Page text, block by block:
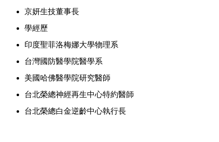
京妍生技董事長
學經歷
印度聖菲洛梅娜大學物理系
台灣國防醫學院醫學系
美國哈佛醫學院研究醫師
台北榮總神經再生中心特約醫師
台北榮總白金逆齡中心執行長